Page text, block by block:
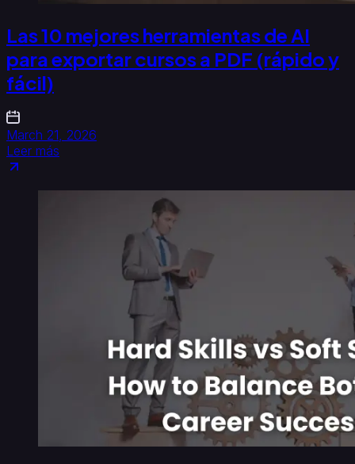
Las 10 mejores herramientas de AI
para exportar cursos a PDF (rápido y
fácil)
March 21, 2026
Leer más